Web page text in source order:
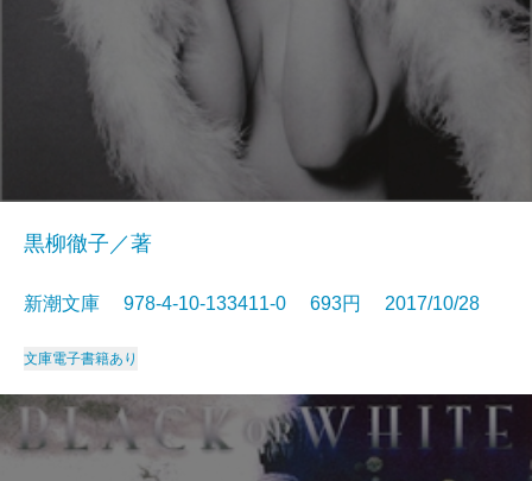
黒柳徹子／著
新潮文庫 978-4-10-133411-0 693円 2017/10/28
文庫電子書籍あり